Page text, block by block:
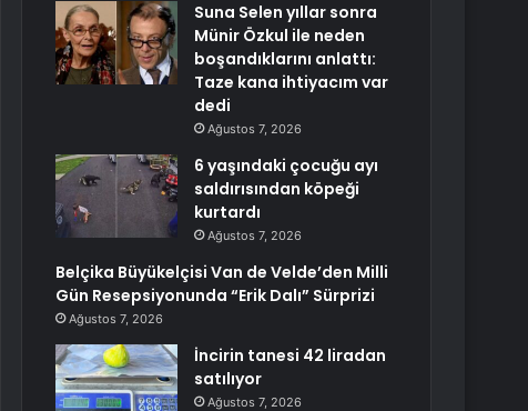
Suna Selen yıllar sonra
Münir Özkul ile neden
boşandıklarını anlattı:
Taze kana ihtiyacım var
dedi
Ağustos 7, 2026
6 yaşındaki çocuğu ayı
saldırısından köpeği
kurtardı
Ağustos 7, 2026
Belçika Büyükelçisi Van de Velde’den Milli
Gün Resepsiyonunda “Erik Dalı” Sürprizi
Ağustos 7, 2026
İncirin tanesi 42 liradan
satılıyor
Ağustos 7, 2026